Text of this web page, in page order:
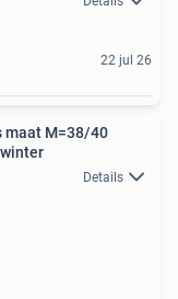
22 jul 26
maat M=38/40
Details